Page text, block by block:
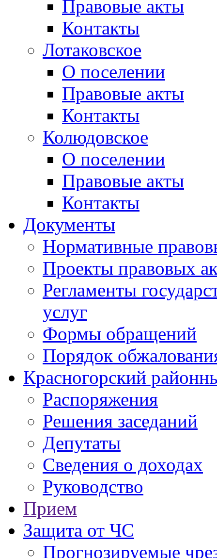
Правовые акты
Контакты
Лотаковское
О поселении
Правовые акты
Контакты
Колюдовское
О поселении
Правовые акты
Контакты
Документы
Нормативные
Проекты правовых
Регламенты
услуг
Формы обращений
Порядок
Красногорский
Распоряжения
Решения заседаний
Депутаты
Сведения о доходах
Руководство
Прием
Защита от ЧС
Прогнозируемые